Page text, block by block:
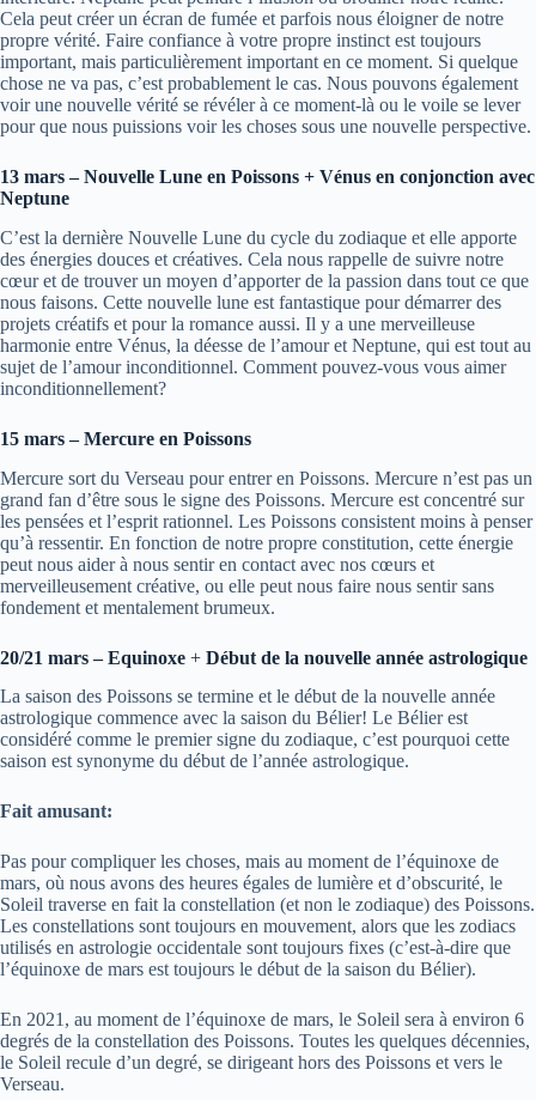
Cela peut créer un écran de fumée et parfois nous éloigner de notre
propre vérité. Faire confiance à votre propre instinct est toujours
important, mais particulièrement important en ce moment. Si quelque
chose ne va pas, c’est probablement le cas. Nous pouvons également
voir une nouvelle vérité se révéler à ce moment-là ou le voile se lever
pour que nous puissions voir les choses sous une nouvelle perspective.
13 mars – Nouvelle Lune en Poissons + Vénus en conjonction avec
Neptune
C’est la dernière Nouvelle Lune du cycle du zodiaque et elle apporte
des énergies douces et créatives. Cela nous rappelle de suivre notre
cœur et de trouver un moyen d’apporter de la passion dans tout ce que
nous faisons. Cette nouvelle lune est fantastique pour démarrer des
projets créatifs et pour la romance aussi. Il y a une merveilleuse
harmonie entre Vénus, la déesse de l’amour et Neptune, qui est tout au
sujet de l’amour inconditionnel. Comment pouvez-vous vous aimer
inconditionnellement?
15 mars – Mercure en Poissons
Mercure sort du Verseau pour entrer en Poissons. Mercure n’est pas un
grand fan d’être sous le signe des Poissons. Mercure est concentré sur
les pensées et l’esprit rationnel. Les Poissons consistent moins à penser
qu’à ressentir. En fonction de notre propre constitution, cette énergie
peut nous aider à nous sentir en contact avec nos cœurs et
merveilleusement créative, ou elle peut nous faire nous sentir sans
fondement et mentalement brumeux.
20/21 mars – Equinoxe + Début de la nouvelle année astrologique
La saison des Poissons se termine et le début de la nouvelle année
astrologique commence avec la saison du Bélier! Le Bélier est
considéré comme le premier signe du zodiaque, c’est pourquoi cette
saison est synonyme du début de l’année astrologique.
Fait amusant:
Pas pour compliquer les choses, mais au moment de l’équinoxe de
mars, où nous avons des heures égales de lumière et d’obscurité, le
Soleil traverse en fait la constellation (et non le zodiaque) des Poissons.
Les constellations sont toujours en mouvement, alors que les zodiacs
utilisés en astrologie occidentale sont toujours fixes (c’est-à-dire que
l’équinoxe de mars est toujours le début de la saison du Bélier).
En 2021, au moment de l’équinoxe de mars, le Soleil sera à environ 6
degrés de la constellation des Poissons. Toutes les quelques décennies,
le Soleil recule d’un degré, se dirigeant hors des Poissons et vers le
Verseau.